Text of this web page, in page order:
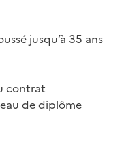
jusqu’à 35 ans
contrat
de diplôme